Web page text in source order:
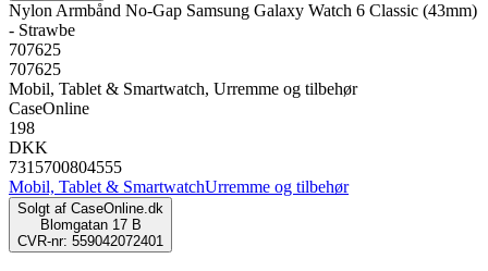
Nylon Armbånd No-Gap Samsung Galaxy Watch 6 Classic (43mm)
- Strawbe
707625
707625
Mobil, Tablet & Smartwatch, Urremme og tilbehør
CaseOnline
198
DKK
7315700804555
Mobil, Tablet & SmartwatchUrremme og tilbehør
Solgt af CaseOnline.dk
Blomgatan 17 B
CVR-nr: 559042072401